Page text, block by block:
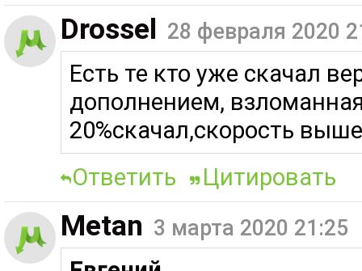
Drossel 28 февраля 2020
Есть те кто уже скачал
дополнением,
20%скачал,скорость
Ответить
Цитировать
Metan 3 марта 2020 21:25